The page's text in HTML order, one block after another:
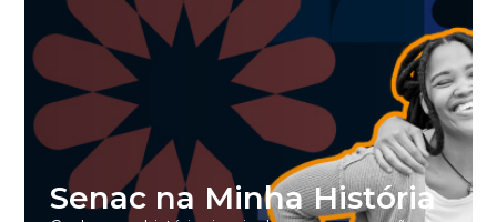
Senac na Minha História